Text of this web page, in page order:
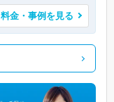
料金・事例を見る